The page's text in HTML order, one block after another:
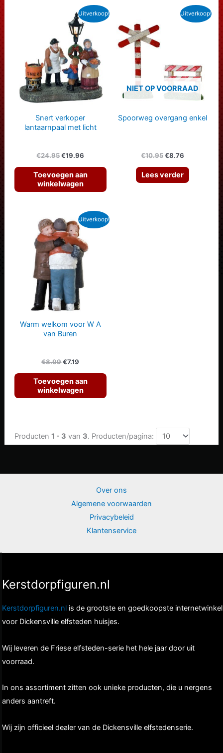
Uitverkoop!
Snert verkoper
lantaarnpaal met licht
€24.95Oorspronkelijke
was:
€24.95.
€19.96
is:
Toevoegen aan
winkelwagen
Uitverkoop!
NIET OP VOORRAAD
Spoorweg overgang enkel
€10.95Oorspronkelijke
was:
€10.95.
€8.76
is:
€8.76.
Lees verder
Uitverkoop!
Warm welkom voor W A
van Buren
€8.99Oorspronkelijke
was:
€8.99.
€7.19
is:
Toevoegen aan
winkelwagen
Producten 1 - 3 van 3. Producten/pagina:
Over ons
Algemene voorwaarden
Privacybeleid
Klantenservice
Kerstdorpfiguren.nl
Kerstdorpfiguren.nl is de grootste en goedkoopste internetwinkel
voor Dickensville elfsteden huisjes.
Wij leveren de Friese elfsteden-serie het hele jaar door uit
voorraad.
In ons assortiment zitten ook unieke producten, die u nergens
anders aantreft.
Wij zijn officieel dealer van de Dickensville elfstedenserie.